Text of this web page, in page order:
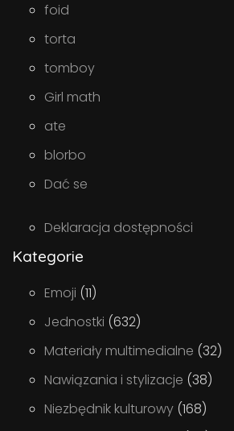
foid
torta
tomboy
Girl math
ate
blorbo
Dać se
Deklaracja dostępności
Kategorie
Emoji (11)
Jednostki (632)
Materiały multimedialne (32)
Nawiązania i stylizacje (38)
Niezbędnik kulturowy (168)